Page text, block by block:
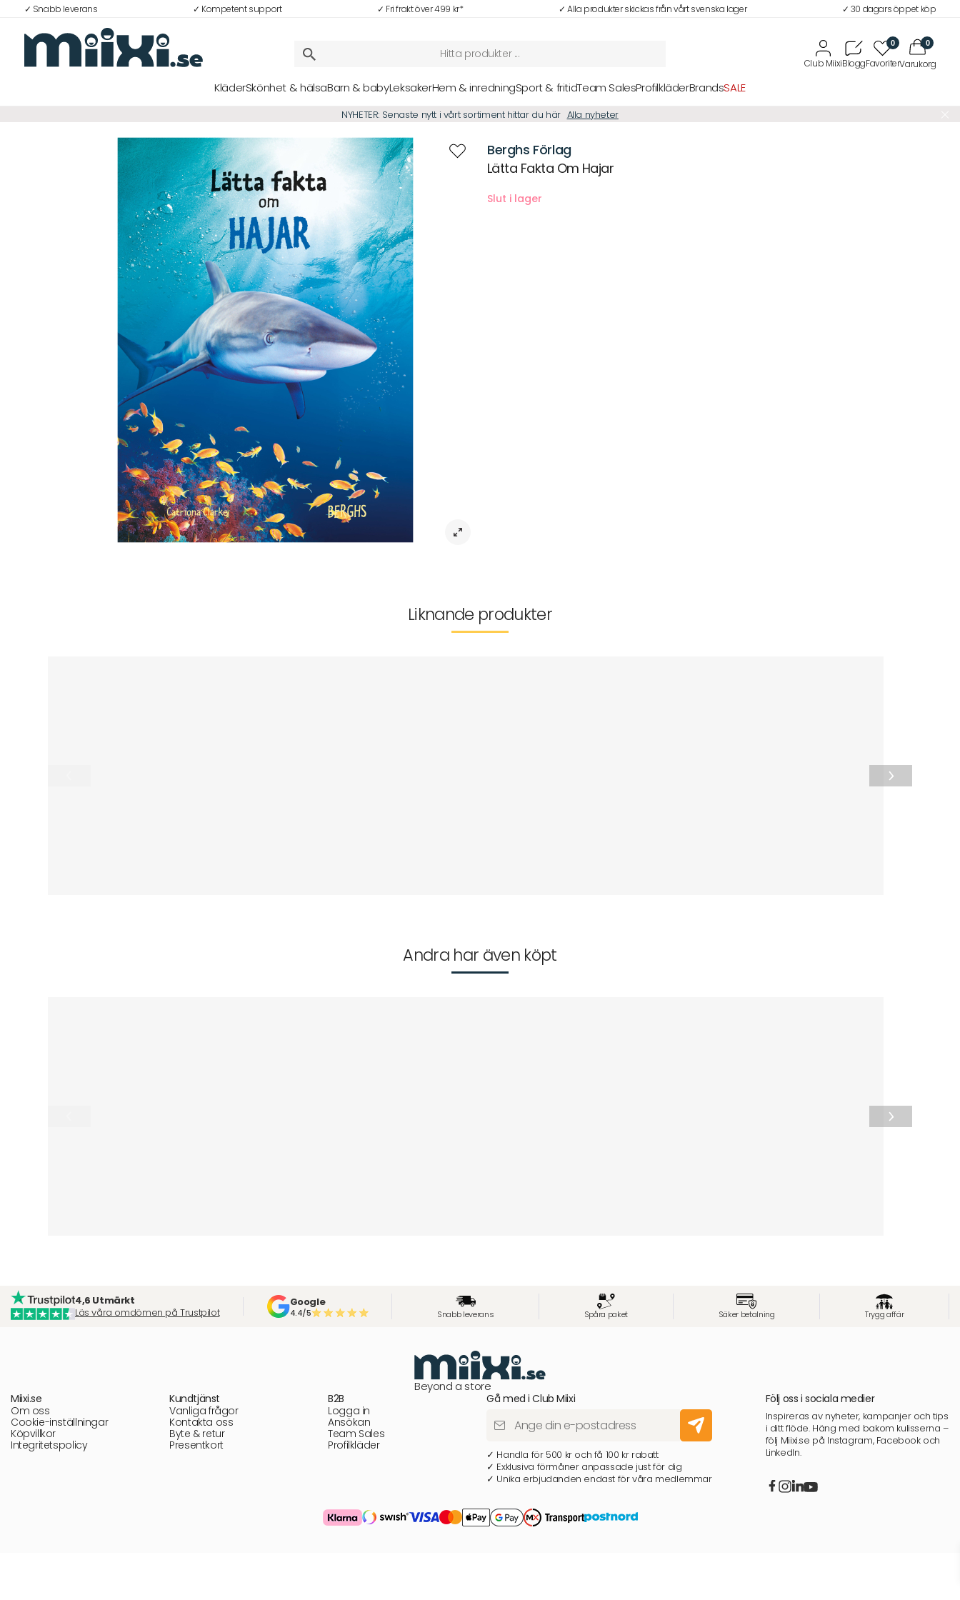
✓ Snabb leverans ✓ Kompetent support ✓ Fri frakt över 499 kr* ✓ Alla produkter skickas från vårt svenska lager ✓ 30 dagars öppet köp
0 0
KläderSkönhet & hälsaBarn & babyLeksakerHem & inredningSport & fritidTeam SalesProfilkläderBrandsSALE
Logga in
Ansök om att bli B2B-kund
NYHETER: Senaste nytt i vårt sortiment hittar du här Alla nyheter
Berghs Förlag
Lätta Fakta Om Hajar
Liknande produkter
Andra har även köpt
4,6 Utmärkt
Läs våra omdömen på Trustpilot
Google
4.4/5 Snabb leverans Spåra paket Säker betalning Trygg affär
Beyond a store
Miixi.se
Om oss
Cookie-inställningar
Köpvillkor
Integritetspolicy
Kundtjänst
Vanliga frågor
Kontakta oss
Byte & retur
Presentkort
B2B
Logga in
Ansökan
Team Sales
Profilkläder
Gå med i Club Miixi
✓ Handla för 500 kr och få 100 kr rabatt
✓ Exklusiva förmåner anpassade just för dig
✓ Unika erbjudanden endast för våra medlemmar
Följ oss i sociala medier
Inspireras av nyheter, kampanjer och tips
i ditt flöde. Häng med bakom kulisserna –
följ Miixi.se på Instagram, Facebook och
LinkedIn.